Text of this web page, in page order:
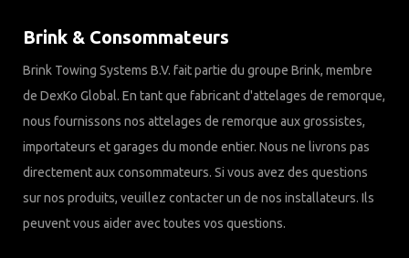
Brink & Consommateurs
Brink Towing Systems B.V. fait partie du groupe Brink, membre
de DexKo Global. En tant que fabricant d'attelages de remorque,
nous fournissons nos attelages de remorque aux grossistes,
importateurs et garages du monde entier. Nous ne livrons pas
directement aux consommateurs. Si vous avez des questions
sur nos produits, veuillez contacter un de nos installateurs. Ils
peuvent vous aider avec toutes vos questions.